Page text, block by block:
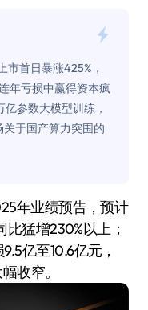
首日暴涨425%，
年亏损中赢得资本疯
参数大模型训练，
于国产算力突围的
比猛增230%以上；
亿至10.6亿元，
收窄。